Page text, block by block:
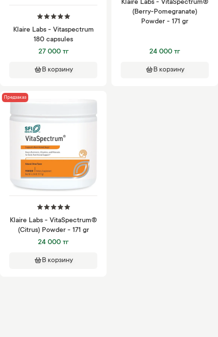
Klaire Labs - Vitaspectrum
180 capsules
27 000 тг
В корзину
Klaire Labs - VitaSpectrum®
(Berry-Pomegranate)
Powder - 171 gr
24 000 тг
В корзину
Предзаказ
Klaire Labs - VitaSpectrum®
(Citrus) Powder - 171 gr
24 000 тг
В корзину